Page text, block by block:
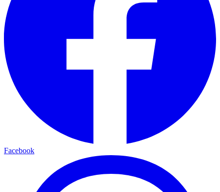
Facebook